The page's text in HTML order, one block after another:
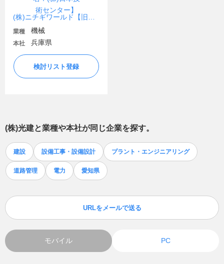
業種 機械
本社 兵庫県
検討リスト登録
(株)光建と業種や本社が同じ企業を探す。
建設 設備工事・設備設計 プラント・エンジニアリング
道路管理 電力 愛知県
URLをメールで送る
モバイル PC